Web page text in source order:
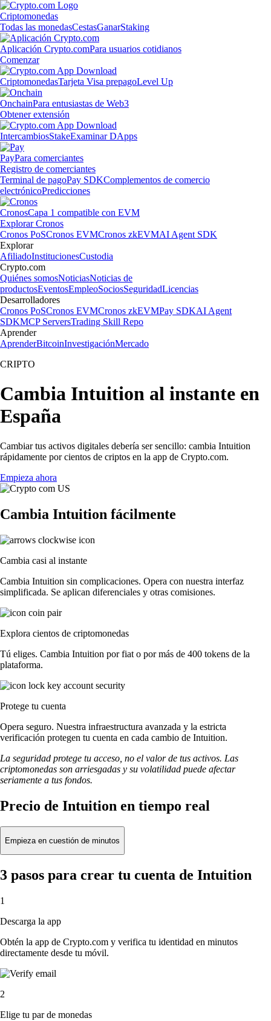
Criptomonedas
Todas las monedasCestasGanarStaking
Aplicación Crypto.comPara usuarios cotidianos
Comenzar
CriptomonedasTarjeta Visa prepagoLevel Up
OnchainPara entusiastas de Web3
Obtener extensión
IntercambiosStakeExaminar DApps
PayPara comerciantes
Registro de comerciantes
Terminal de pagoPay SDKComplementos de comercio
electrónicoPredicciones
CronosCapa 1 compatible con EVM
Explorar Cronos
Cronos PoSCronos EVMCronos zkEVMAI Agent SDK
Explorar
AfiliadoInstitucionesCustodia
Crypto.com
Quiénes somosNoticiasNoticias de
productosEventosEmpleoSociosSeguridadLicencias
Desarrolladores
Cronos PoSCronos EVMCronos zkEVMPay SDKAI Agent
SDKMCP ServersTrading Skill Repo
Aprender
AprenderBitcoinInvestigaciónMercado
CRIPTO
Cambia Intuition al instante en
España
Cambiar tus activos digitales debería ser sencillo: cambia Intuition
rápidamente por cientos de criptos en la app de Crypto.com.
Empieza ahora
Cambia Intuition fácilmente
Cambia casi al instante
Cambia Intuition sin complicaciones. Opera con nuestra interfaz
simplificada. Se aplican diferenciales y otras comisiones.
Explora cientos de criptomonedas
Tú eliges. Cambia Intuition por fiat o por más de 400 tokens de la
plataforma.
Protege tu cuenta
Opera seguro. Nuestra infraestructura avanzada y la estricta
verificación protegen tu cuenta en cada cambio de Intuition.
La seguridad protege tu acceso, no el valor de tus activos. Las
criptomonedas son arriesgadas y su volatilidad puede afectar
seriamente a tus fondos.
Precio de Intuition en tiempo real
Empieza en cuestión de minutos
3 pasos para crear tu cuenta de Intuition
1
Descarga la app
Obtén la app de Crypto.com y verifica tu identidad en minutos
directamente desde tu móvil.
2
Elige tu par de monedas